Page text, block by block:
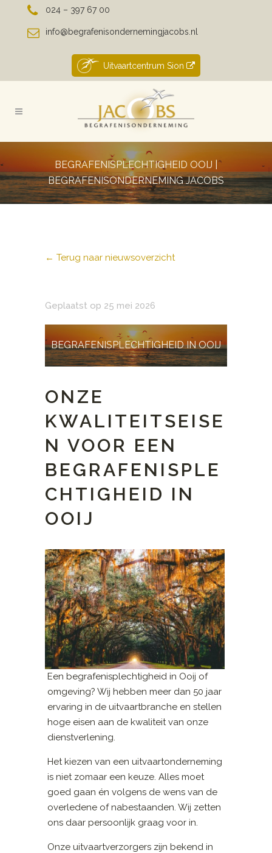
024 – 397 67 00
info@begrafenisondernemingjacobs.nl
Uitvaartcentrum Sion
BEGRAFENISPLECHTIGHEID OOIJ |
BEGRAFENISONDERNEMING JACOBS
← Terug naar nieuwsoverzicht
Geplaatst op 25 mei 2026
BEGRAFENISPLECHTIGHEID IN OOIJ
ONZE
KWALITEITSEISE
N VOOR EEN
BEGRAFENISPLE
CHTIGHEID IN
OOIJ
Een begrafenisplechtigheid in Ooij of
omgeving? Wij hebben meer dan 50 jaar
ervaring in de uitvaartbranche en stellen
hoge eisen aan de kwaliteit van onze
dienstverlening.
Het kiezen van een uitvaartonderneming
is niet zomaar een keuze. Alles moet
goed gaan én volgens de wens van de
overledene of nabestaanden. Wij zetten
ons daar persoonlijk graag voor in.
Onze uitvaartverzorgers zijn bekend in